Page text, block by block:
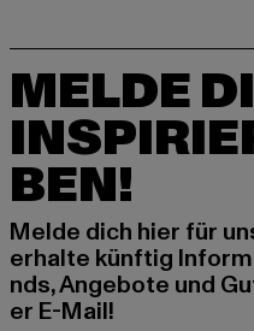
MELDE
BEN!
Melde dich hier für
erhalte künftig
nds, Angebote und
er E-Mail!